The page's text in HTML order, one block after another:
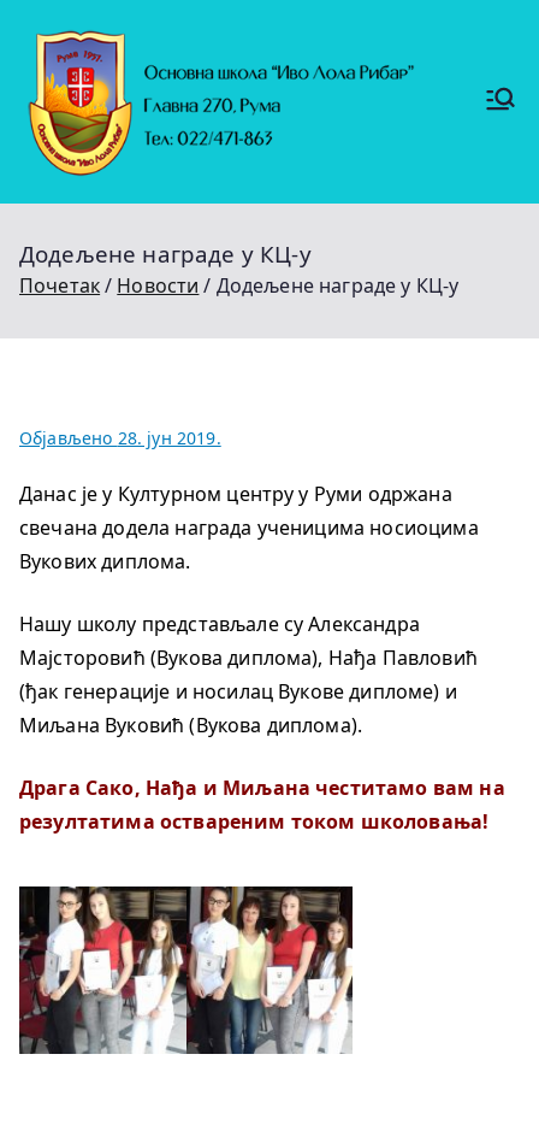
садржај
Основ
Лола
https://
vanje-
nastavl
Додељене награде у КЦ-у
Почетак Новости Додељене награде у КЦ-у
Објављено 28. јун 2019.
Данас је у Културном центру у Руми одржана
свечана додела награда ученицима носиоцима
Вукових диплома.
Нашу школу представљале су Александра
Мајсторовић (Вукова диплома), Нађа Павловић
(ђак генерације и носилац Вукове дипломе) и
Миљана Вуковић (Вукова диплома).
Драга Сако, Нађа и Миљана честитамо вам на
резултатима оствареним током школовања!